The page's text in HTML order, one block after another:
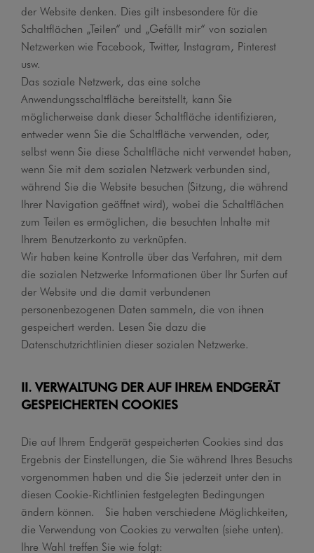
der Website denken. Dies gilt insbesondere für die
Schaltflächen „Teilen“ und „Gefällt mir“ von sozialen
Netzwerken wie Facebook, Twitter, Instagram, Pinterest
usw.
Das soziale Netzwerk, das eine solche
Anwendungsschaltfläche bereitstellt, kann Sie
möglicherweise dank dieser Schaltfläche identifizieren,
entweder wenn Sie die Schaltfläche verwenden, oder,
selbst wenn Sie diese Schaltfläche nicht verwendet haben,
wenn Sie mit dem sozialen Netzwerk verbunden sind,
während Sie die Website besuchen (Sitzung, die während
Ihrer Navigation geöffnet wird), wobei die Schaltflächen
zum Teilen es ermöglichen, die besuchten Inhalte mit
Ihrem Benutzerkonto zu verknüpfen.
Wir haben keine Kontrolle über das Verfahren, mit dem
die sozialen Netzwerke Informationen über Ihr Surfen auf
der Website und die damit verbundenen
personenbezogenen Daten sammeln, die von ihnen
gespeichert werden. Lesen Sie dazu die
Datenschutzrichtlinien dieser sozialen Netzwerke.
II. VERWALTUNG DER AUF IHREM ENDGERÄT
GESPEICHERTEN COOKIES
Die auf Ihrem Endgerät gespeicherten Cookies sind das
Ergebnis der Einstellungen, die Sie während Ihres Besuchs
vorgenommen haben und die Sie jederzeit unter den in
diesen Cookie-Richtlinien festgelegten Bedingungen
ändern können. Sie haben verschiedene Möglichkeiten,
die Verwendung von Cookies zu verwalten (siehe unten).
Ihre Wahl treffen Sie wie folgt: